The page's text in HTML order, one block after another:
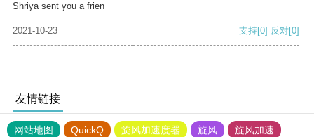
Shriya sent you a frien
2021-10-23 支持[0] 反对[0]
友情链接
网站地图 QuickQ 旋风加速度器 旋风
旋风加速